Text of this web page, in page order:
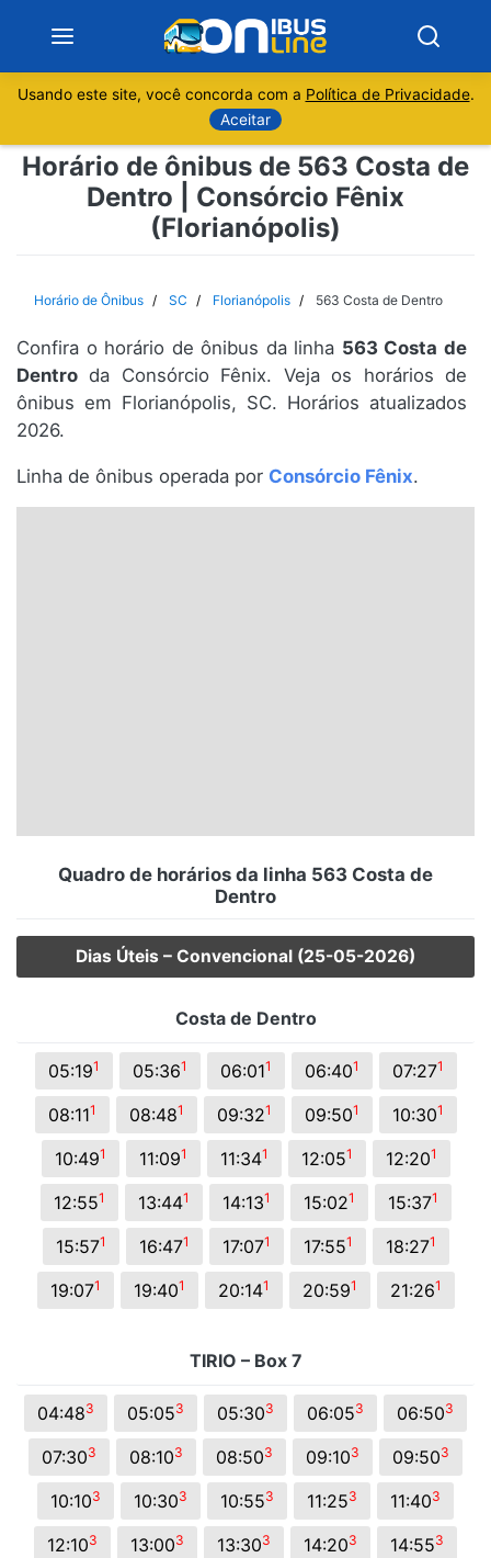
Sobre
Minas Gerais
Rio de Janeiro
Espírito Santo
Santa Catarina
Usando este site, você concorda com a Política de Privacidade.
Aceitar
Horário de ônibus de 563 Costa de
Dentro | Consórcio Fênix
(Florianópolis)
Horário de Ônibus SC Florianópolis 563 Costa de Dentro
Confira o horário de ônibus da linha 563 Costa de
Dentro da Consórcio Fênix. Veja os horários de
ônibus em Florianópolis, SC. Horários atualizados
2026.
Linha de ônibus operada por Consórcio Fênix.
Quadro de horários da linha 563 Costa de
Dentro
Dias Úteis – Convencional (25-05-2026)
Costa de Dentro
05:191 05:361 06:011 06:401 07:271
08:111 08:481 09:321 09:501 10:301
10:491 11:091 11:341 12:051 12:201
12:551 13:441 14:131 15:021 15:371
15:571 16:471 17:071 17:551 18:271
19:071 19:401 20:141 20:591 21:261
TIRIO – Box 7
04:483 05:053 05:303 06:053 06:503
07:303 08:103 08:503 09:103 09:503
10:103 10:303 10:553 11:253 11:403
12:103 13:003 13:303 14:203 14:553